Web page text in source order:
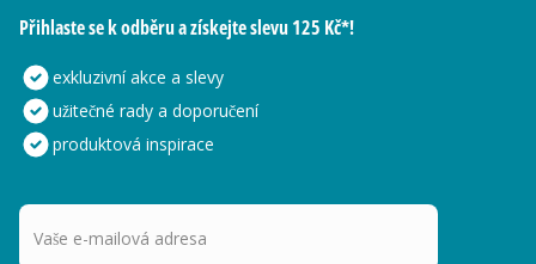
Přihlaste se k odběru a získejte slevu 125 Kč*!
exkluzivní akce a slevy
užitečné rady a doporučení
produktová inspirace
Vaše e-mailová adresa